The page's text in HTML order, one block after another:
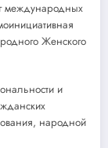
международных
Женского
и
народной